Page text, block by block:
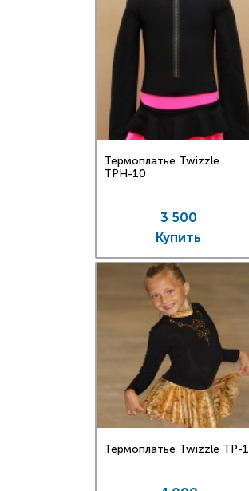
Термоплатье Twizzle
TPН-10
3 500
Купить
Термоплатье Twizzle TP-1